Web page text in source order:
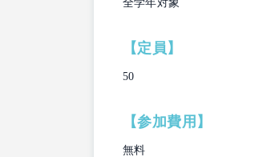
全学年対象
【定員】
50
【参加費用】
無料